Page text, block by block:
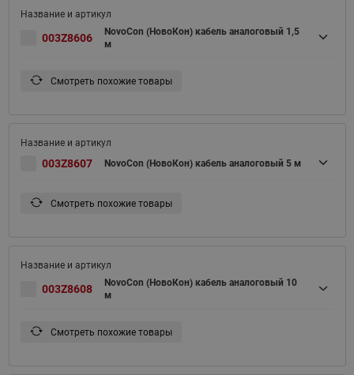
003Z8606
NovoCon (НовоКон) кабель аналоговый 1,5
м
Смотреть похожие товары
003Z8607 NovoCon (НовоКон) кабель аналоговый 5 м
Смотреть похожие товары
003Z8608
NovoCon (НовоКон) кабель аналоговый 10
м
Смотреть похожие товары